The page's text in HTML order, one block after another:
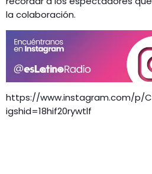
la colaboración.
https://www.instagram.com/p/
igshid=18hif20rywtlf